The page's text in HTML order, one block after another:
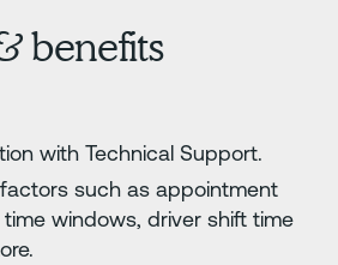
benefits
with Technical Support.
such as appointment
windows, driver shift time